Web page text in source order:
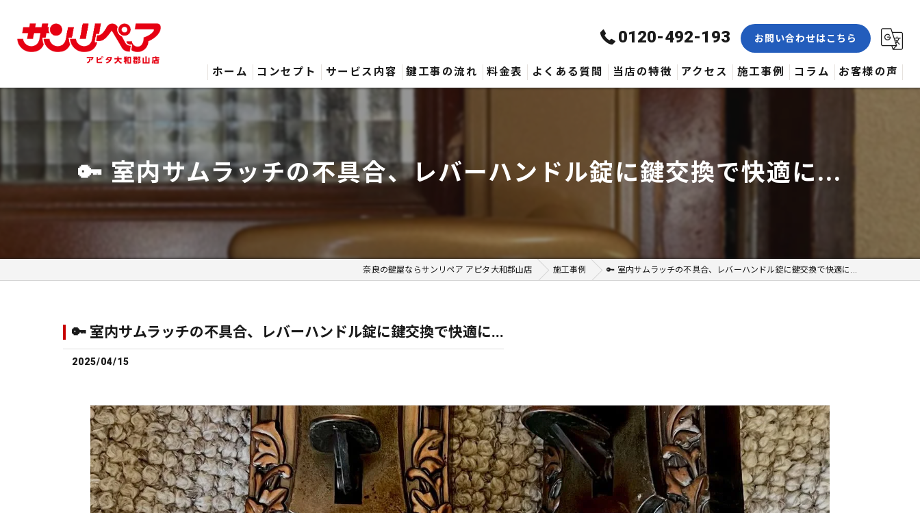
0120-492-193 お問い合わせはこちら
ホーム コンセプト サービス内容 鍵工事の流れ 料金表 よくある質問 当店の特徴
交換
アクセス 施工事例 コラム お客様の声
🔑 室内サムラッチの不具合、レバーハンドル錠に鍵交換で快適に...
奈良の鍵屋ならサンリペア アピタ大和郡山店 施工事例 🔑 室内サムラッチの不具合、レバーハンドル錠に鍵交換で快適に...
🔑 室内サムラッチの不具合、レバーハンドル錠に鍵交換で快適に...
2025/04/15